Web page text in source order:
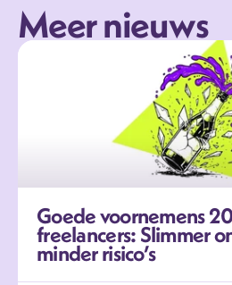
Meer nieuws
Goede voornemens
freelancers: Slimmer
minder risico’s